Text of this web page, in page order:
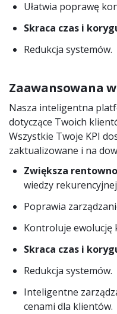
Ułatwia poprawę
Skraca czas i
Redukcja systemów.
Zaawansowana
Nasza inteligentna
dotyczące Twoich
Wszystkie Twoje KPI
zaktualizowane i na
Zwiększa
wiedzy
Poprawia
Kontroluje ewolucję
Skraca czas i
Redukcja systemów.
Inteligentne
cenami dla klientów.